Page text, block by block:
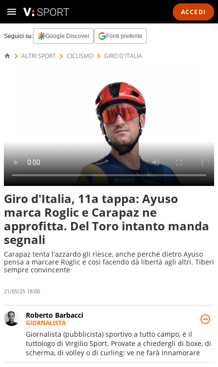
ACCEDI
Seguici su: Google Discover Fonti preferite
ALTRI SPORT CICLISMO GIRO D'ITALIA
Giro d'Italia, 11a tappa: Ayuso
marca Roglic e Carapaz ne
approfitta. Del Toro intanto manda
segnali
Carapaz tenta l'azzardo gli riesce, anche perché dietro Ayuso
pensa a marcare Roglic e così facendo dà libertà agli altri. Tiberi
sempre convincente
21/05/25 18:00
Roberto Barbacci
GIORNALISTA
Giornalista (pubblicista) sportivo a tutto campo, è il
tuttologo di Virgilio Sport. Provate a chiedergli di boxe, di
scherma, di volley o di curling: ve ne farà innamorare